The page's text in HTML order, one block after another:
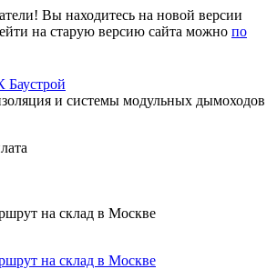
Вы находитесь на новой версии
на старую версию сайта можно по
и системы модульных дымоходов
на склад в Москве
на склад в Москве